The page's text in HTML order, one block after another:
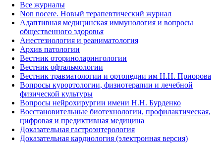
Все журналы
Non nocere. Новый терапевтический журнал
Адаптивная медицинская иммунология и вопросы
общественного здоровья
Анестезиология и реаниматология
Архив патологии
Вестник оториноларингологии
Вестник офтальмологии
Вестник травматологии и ортопедии им Н.Н. Приорова
Вопросы курортологии, физиотерапии и лечебной
физической культуры
Вопросы нейрохирургии имени Н.Н. Бурденко
Восстановительные биотехнологии, профилактическая,
цифровая и предиктивная медицина
Доказательная гастроэнтерология
Доказательная кардиология (электронная версия)